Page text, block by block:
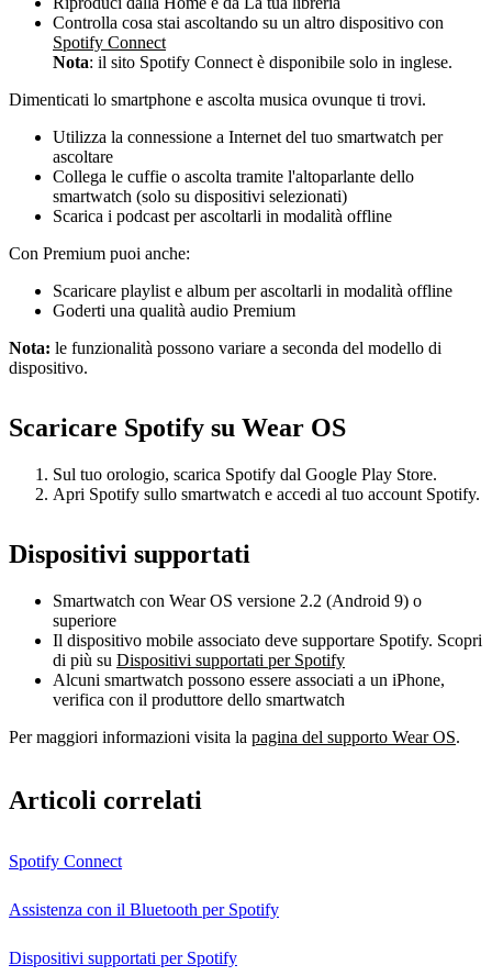
Controlla cosa stai ascoltando su un altro dispositivo con
Spotify Connect
Nota: il sito Spotify Connect è disponibile solo in inglese.
Dimenticati lo smartphone e ascolta musica ovunque ti trovi.
Utilizza la connessione a Internet del tuo smartwatch per
ascoltare
Collega le cuffie o ascolta tramite l'altoparlante dello
smartwatch (solo su dispositivi selezionati)
Scarica i podcast per ascoltarli in modalità offline
Con Premium puoi anche:
Scaricare playlist e album per ascoltarli in modalità offline
Goderti una qualità audio Premium
Nota: le funzionalità possono variare a seconda del modello di
dispositivo.
Scaricare Spotify su Wear OS
Sul tuo orologio, scarica Spotify dal Google Play Store.
Apri Spotify sullo smartwatch e accedi al tuo account Spotify.
Dispositivi supportati
Smartwatch con Wear OS versione 2.2 (Android 9) o
superiore
Il dispositivo mobile associato deve supportare Spotify. Scopri
di più su Dispositivi supportati per Spotify
Alcuni smartwatch possono essere associati a un iPhone,
verifica con il produttore dello smartwatch
Per maggiori informazioni visita la pagina del supporto Wear OS.
Articoli correlati
Spotify Connect
Assistenza con il Bluetooth per Spotify
Dispositivi supportati per Spotify